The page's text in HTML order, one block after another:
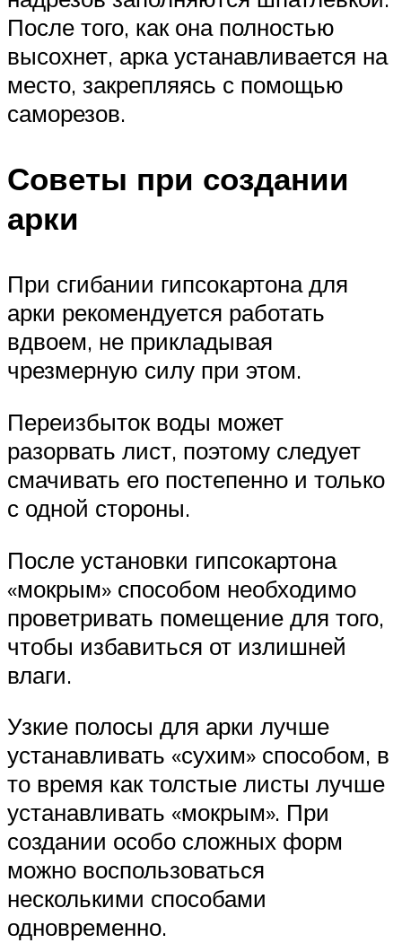
После того, как она полностью
высохнет, арка устанавливается на
место, закрепляясь с помощью
саморезов.
Советы при создании
арки
При сгибании гипсокартона для
арки рекомендуется работать
вдвоем, не прикладывая
чрезмерную силу при этом.
Переизбыток воды может
разорвать лист, поэтому следует
смачивать его постепенно и только
с одной стороны.
После установки гипсокартона
«мокрым» способом необходимо
проветривать помещение для того,
чтобы избавиться от излишней
влаги.
Узкие полосы для арки лучше
устанавливать «сухим» способом, в
то время как толстые листы лучше
устанавливать «мокрым». При
создании особо сложных форм
можно воспользоваться
несколькими способами
одновременно.